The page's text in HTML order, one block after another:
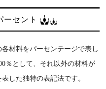
ーセント
材料をパーセンテージで表し
％として、それ以外の材料が
した独特の表記法です。